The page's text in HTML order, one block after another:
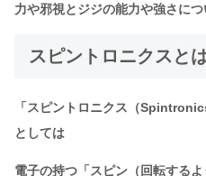
力や邪視とジジの能力や強さにつ
スピントロニクスと
「スピントロニクス（
としては
電子の持つ「スピン（回転する